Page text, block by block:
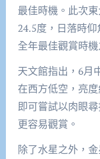
最佳時機。此次
24.5度，日落時
全年最佳觀賞時機
天文館指出，6月
在西方低空，亮
即可嘗試以肉眼
更容易觀賞。
除了水星之外，